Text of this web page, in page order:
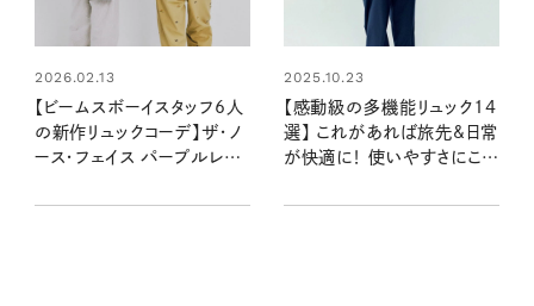
2026.02.13
【ビームスボーイスタッフ6人
の新作リュックコーデ】ザ・ノ
ース・フェイス パープルレー
大人かわいい！
2025.10.23
【感動級の多機能リュック14
選】 これがあれば旅先&日常
が快適に！ 使いやすさにこだ